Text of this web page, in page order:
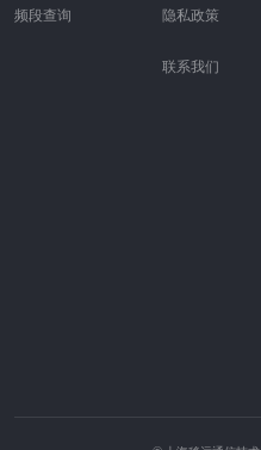
频段查询
隐私政策
联系我们